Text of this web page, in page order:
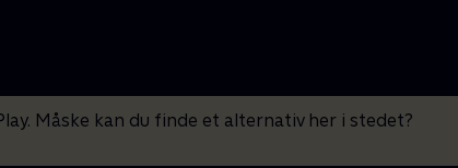
Måske kan du finde et alternativ her i stedet?